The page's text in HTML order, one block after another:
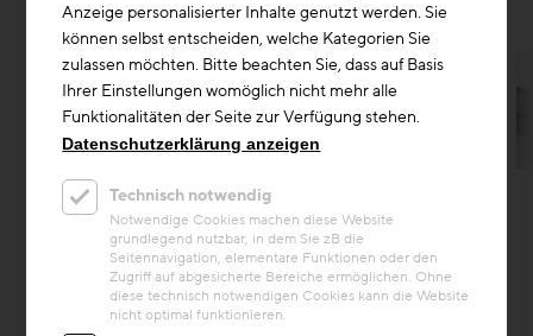
Projekt
Landratsamt Esslingen
Die STRABAG-Tochter ZÜBLIN hat den
Neubau des Landratsamts Esslingen
Anzeige personalisierter Inhalte genutzt werden. Sie
können selbst entscheiden, welche Kategorien Sie
zulassen möchten. Bitte beachten Sie, dass auf Basis
Ihrer Einstellungen womöglich nicht mehr alle
Funktionalitäten der Seite zur Verfügung stehen.
Datenschutzerklärung anzeigen
Technisch notwendig
Notwendige Cookies machen diese Website
grundlegend nutzbar, in dem Sie zB die
Seitennavigation, elementare Funktionen oder den
Zugriff auf abgesicherte Bereiche ermöglichen. Ohne
diese technisch notwendigen Cookies kann die Website
nicht optimal funktionieren.